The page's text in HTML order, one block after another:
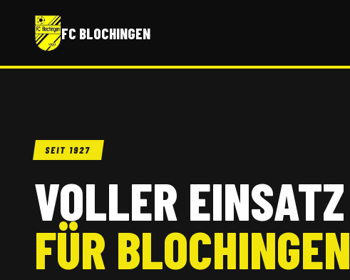
FC BLOCHINGEN
SEIT 1927
VOLLER EINSATZ
FÜR BLOCHINGEN